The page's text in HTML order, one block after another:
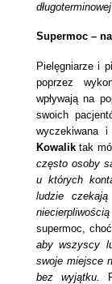
Supermoc –
Pielęgniarze i
poprzez
wpływają na
swoich
wyczekiwana
Kowaliktak
często osoby
u których
ludzie
supermoc,
aby wszyscy
swoje miejsce
bez wyjątku.